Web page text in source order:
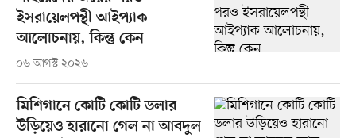
ইসরায়েলপন্থী আইপ্যাক
আলোচনায়, কিন্তু কেন
০৬ আগস্ট ২০২৬
মিশিগানে কোটি কোটি ডলার
উড়িয়েও হারানো গেল না আবদুল